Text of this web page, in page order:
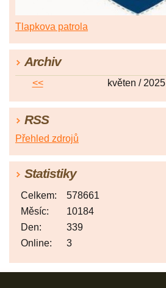
Tlapkova patrola
Archiv
<< květen / 2025
RSS
Přehled zdrojů
Statistiky
Online: 3
Celkem:
578661
Měsíc:
10184
Den:
339